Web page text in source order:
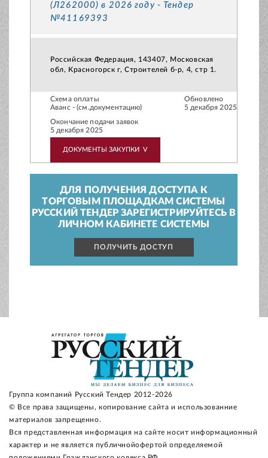
(Л262000) в 2026 году - Тендер
№41169393
Российская Федерация, 143407, Московская
обл, Красногорск г, Строителей б-р, 4, стр 1.
Схема оплаты
Аванс - (см.документацию)
Обновлено
5 декабря 2025
Окончание подачи заявок
5 декабря 2025
ДОКУМЕНТЫ ЗАКУПКИ V
ДЛЯ ПОЛУЧЕНИЯ ДОСТУПА К
ТОРГОВЫМ ПЛОЩАДКАМ СИСТЕМЫ
РУССКИЙ ТЕНДЕР ЗАРЕГИСТРИРУЙТЕСЬ В
ЛИЧНОМ КАБИНЕТЕ СИСТЕМЫ
ПОЛУЧИТЬ ДОСТУП
Группа компаний Русский Тендер 2012-2026
© Все права защищены, копирование сайта и использованние
материалов запрещенно.
Вся представленная информация на сайте носит информационный
характер и не является публичнойофертой определяемой